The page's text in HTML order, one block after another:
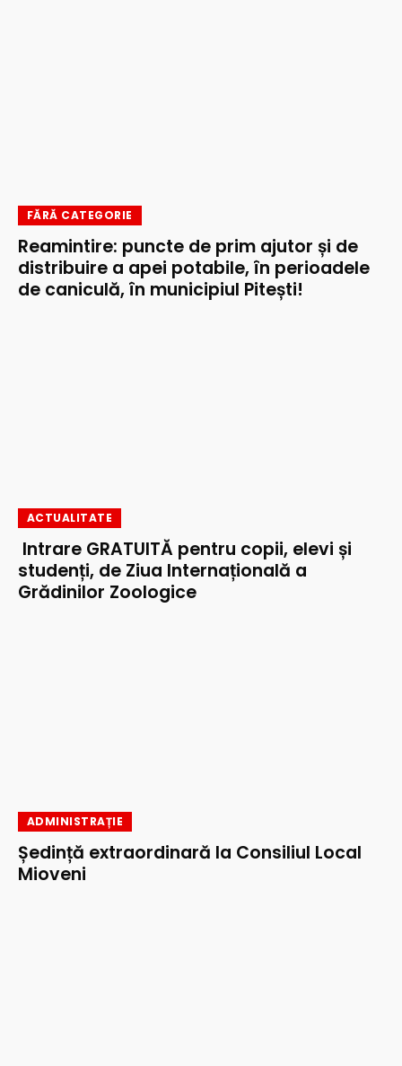
FĂRĂ CATEGORIE
Reamintire: puncte de prim ajutor și de
distribuire a apei potabile, în perioadele
de caniculă, în municipiul Pitești!
ACTUALITATE
Intrare GRATUITĂ pentru copii, elevi și
studenți, de Ziua Internațională a
Grădinilor Zoologice
ADMINISTRAȚIE
Ședință extraordinară la Consiliul Local
Mioveni